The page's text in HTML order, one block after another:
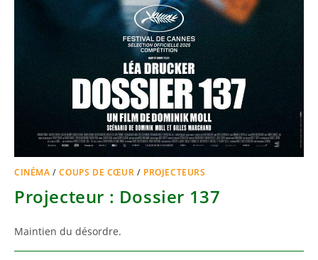
CINÉMA /COUPS DE CŒUR / PROJECTEURS
Projecteur : Dossier 137
Maintien du désordre.